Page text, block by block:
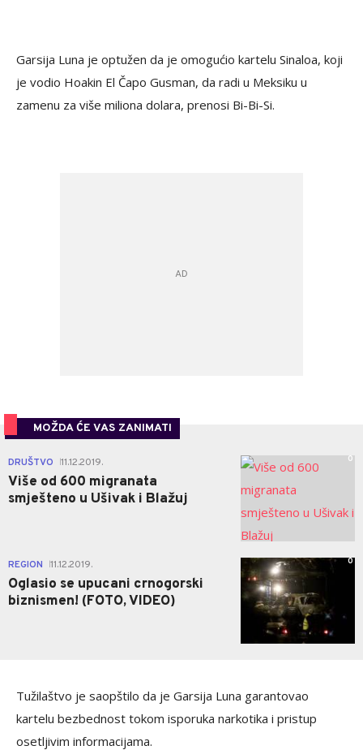
Garsija Luna je optužen da je omogućio kartelu Sinaloa, koji
je vodio Hoakin El Čapo Gusman, da radi u Meksiku u
zamenu za više miliona dolara, prenosi Bi-Bi-Si.
MOŽDA ĆE VAS ZANIMATI
DRUŠTVO 11.12.2019.
Više od 600 migranata
smješteno u Ušivak i Blažuj
0
REGION 11.12.2019.
Oglasio se upucani crnogorski
biznismen! (FOTO, VIDEO)
0
Tužilaštvo je saopštilo da je Garsija Luna garantovao
kartelu bezbednost tokom isporuka narkotika i pristup
osetljivim informacijama.